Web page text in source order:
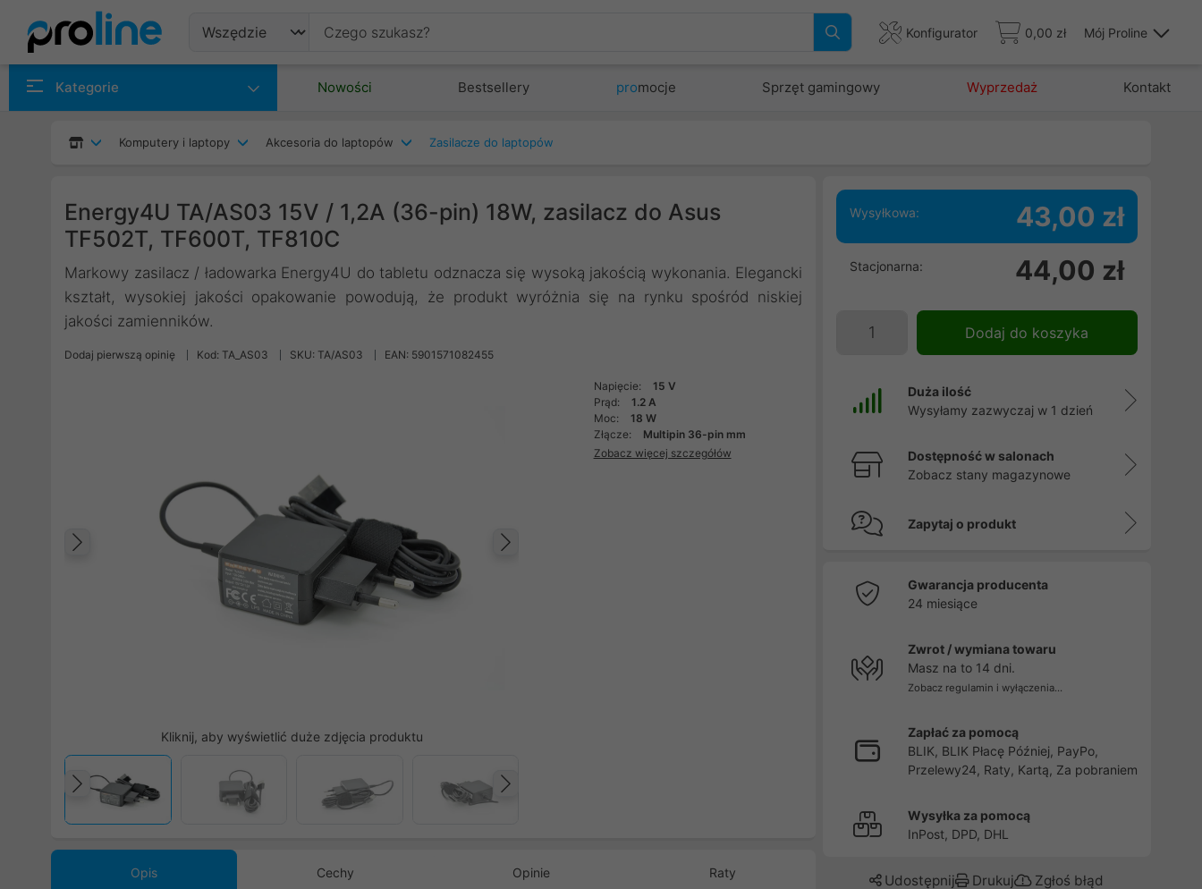
Konfigurator 0,00 zł Mój Proline
Kategorie Nowości Bestsellery promocje Sprzęt gamingowy Wyprzedaż Kontakt
Komputery i laptopy Akcesoria do laptopów Zasilacze do laptopów
Energy4U TA/AS03 15V / 1,2A (36-pin) 18W, zasilacz do Asus
TF502T, TF600T, TF810C
Markowy zasilacz / ładowarka Energy4U do tabletu odznacza się wysoką jakością wykonania. Elegancki
kształt, wysokiej jakości opakowanie powodują, że produkt wyróżnia się na rynku spośród niskiej
jakości zamienników.
Dodaj pierwszą opinię Kod: TA_AS03 SKU: TA/AS03 EAN: 5901571082455
Poprzedni
Kliknij, aby wyświetlić duże zdjęcia produktu
Poprzedni
Napięcie:
15 V
Prąd:
1.2 A
Moc:
18 W
Złącze:
Multipin 36-pin mm
Zobacz więcej szczegółów
Opis Cechy Opinie Raty
Wysyłkowa: 43,00 zł
Stacjonarna: 44,00 zł
Dodaj do koszyka
Duża ilość
Wysyłamy zazwyczaj w 1 dzień
Dostępność w salonach
Zobacz stany magazynowe
Zapytaj o produkt
Gwarancja producenta
24 miesiące
Zwrot / wymiana towaru
Masz na to 14 dni.
Zobacz regulamin i wyłączenia...
Zapłać za pomocą
BLIK, BLIK Płacę Później, PayPo,
Przelewy24, Raty, Kartą, Za pobraniem
Wysyłka za pomocą
InPost, DPD, DHL
Udostępnij Drukuj Zgłoś błąd